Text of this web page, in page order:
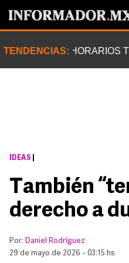
TENDENCIAS: HORARIOS
IDEAS
También
derecho a
Por: Daniel Rodríguez
29 de mayo de 2026 - 03:15 hs